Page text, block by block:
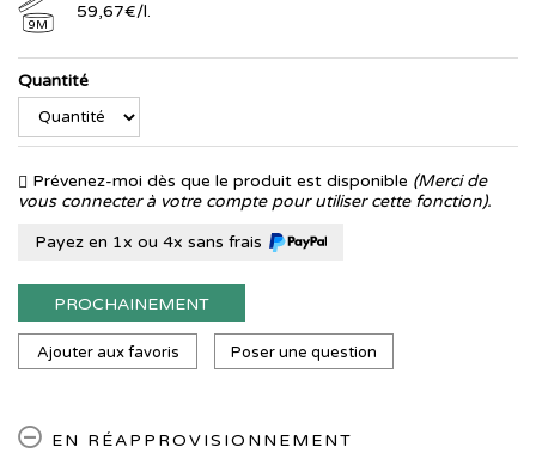
9M
59,67€/l.
Quantité
Prévenez-moi dès que le produit est disponible (Merci de
vous connecter à votre compte pour utiliser cette fonction).
Payez en 1x ou 4x sans frais
PROCHAINEMENT
Ajouter aux favoris Poser une question
EN RÉAPPROVISIONNEMENT